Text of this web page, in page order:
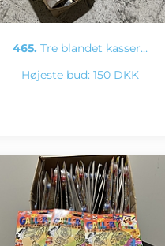
465. Tre blandet kasser…
Højeste bud: 150 DKK